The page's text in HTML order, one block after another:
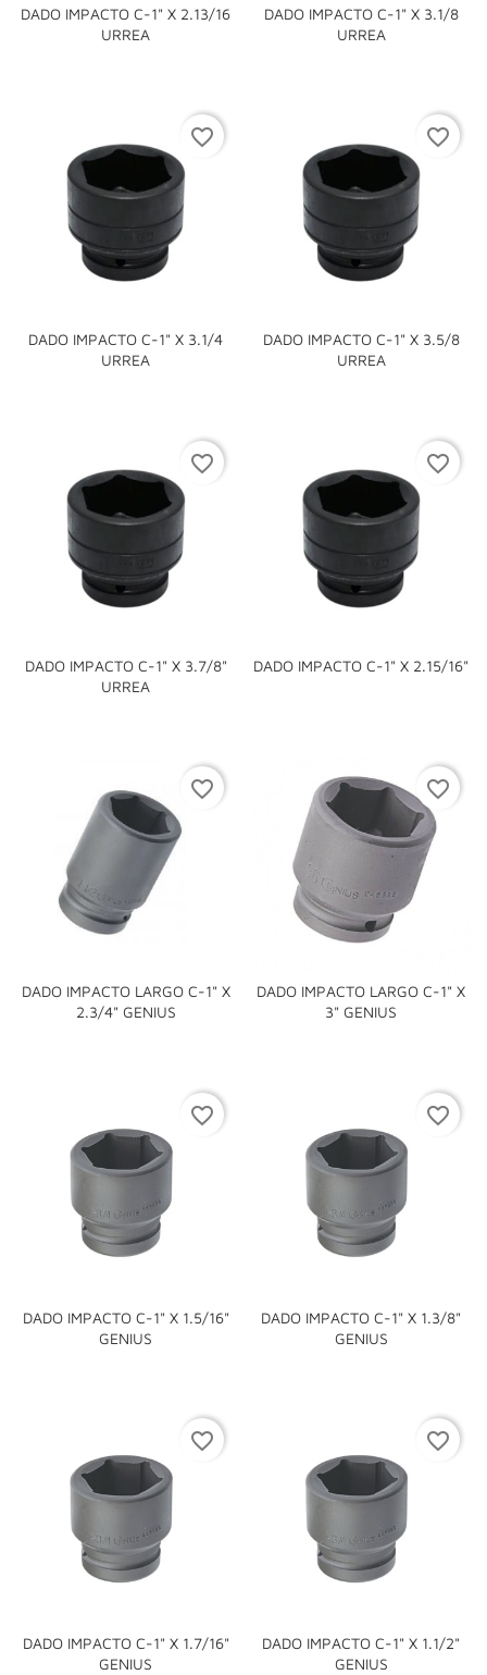
DADO IMPACTO C-1" X 2.13/16
URREA
DADO IMPACTO C-1" X 3.1/8
URREA
DADO IMPACTO C-1" X 3.1/4
URREA
favorite_border
DADO IMPACTO C-1" X 3.5/8
URREA
favorite_border
DADO IMPACTO C-1" X 3.7/8"
URREA
favorite_border
DADO IMPACTO C-1" X 2.15/16"
favorite_border
DADO IMPACTO LARGO C-1" X
2.3/4" GENIUS
favorite_border
DADO IMPACTO LARGO C-1" X
3" GENIUS
favorite_border
DADO IMPACTO C-1" X 1.5/16"
GENIUS
favorite_border
DADO IMPACTO C-1" X 1.3/8"
GENIUS
favorite_border
DADO IMPACTO C-1" X 1.7/16"
GENIUS
favorite_border
DADO IMPACTO C-1" X 1.1/2"
GENIUS
favorite_border